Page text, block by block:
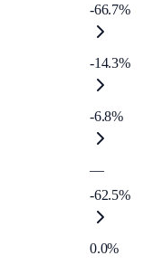
-66.7%
-14.3%
-6.8%
—
-62.5%
0.0%